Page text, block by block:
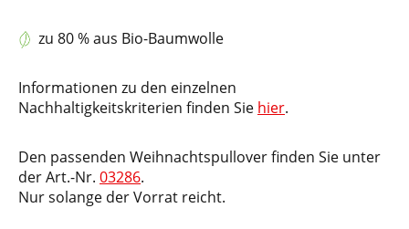
zu 80 % aus Bio-Baumwolle
Informationen zu den einzelnen
Nachhaltigkeitskriterien finden Sie hier.
Den passenden Weihnachtspullover finden Sie unter
der Art.-Nr. 03286.
Nur solange der Vorrat reicht.